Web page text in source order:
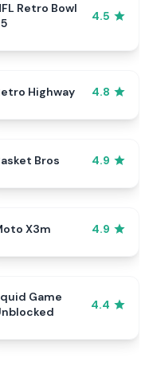
Retro Bowl
4.5
Highway 4.8
Bros 4.9
X3m 4.9
Game
4.4